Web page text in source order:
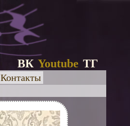
ВК Youtube ТГ
Контакты